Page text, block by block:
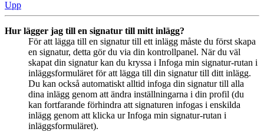
Upp
Hur lägger jag till en signatur till mitt inlägg?
För att lägga till en signatur till ett inlägg måste du först skapa
en signatur, detta gör du via din kontrollpanel. När du väl
skapat din signatur kan du kryssa i Infoga min signatur-rutan i
inläggsformuläret för att lägga till din signatur till ditt inlägg.
Du kan också automatiskt alltid infoga din signatur till alla
dina inlägg genom att ändra inställningarna i din profil (du
kan fortfarande förhindra att signaturen infogas i enskilda
inlägg genom att klicka ur Infoga min signatur-rutan i
inläggsformuläret).